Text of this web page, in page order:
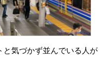
気づかず並んでいる人が